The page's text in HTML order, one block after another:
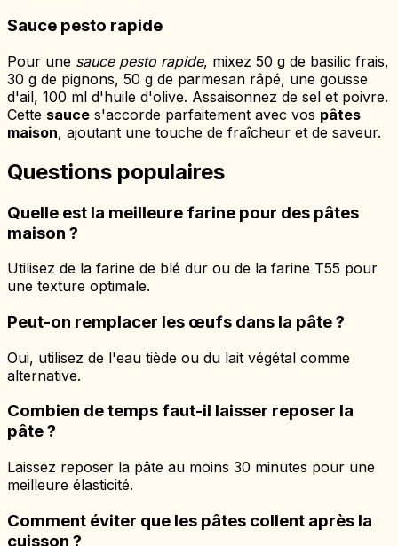
Sauce pesto rapide
Pour une sauce pesto rapide, mixez 50 g de basilic frais,
30 g de pignons, 50 g de parmesan râpé, une gousse
d'ail, 100 ml d'huile d'olive. Assaisonnez de sel et poivre.
Cette sauce s'accorde parfaitement avec vos pâtes
maison, ajoutant une touche de fraîcheur et de saveur.
Questions populaires
Quelle est la meilleure farine pour des pâtes
maison ?
Utilisez de la farine de blé dur ou de la farine T55 pour
une texture optimale.
Peut-on remplacer les œufs dans la pâte ?
Oui, utilisez de l'eau tiède ou du lait végétal comme
alternative.
Combien de temps faut-il laisser reposer la
pâte ?
Laissez reposer la pâte au moins 30 minutes pour une
meilleure élasticité.
Comment éviter que les pâtes collent après la
cuisson ?